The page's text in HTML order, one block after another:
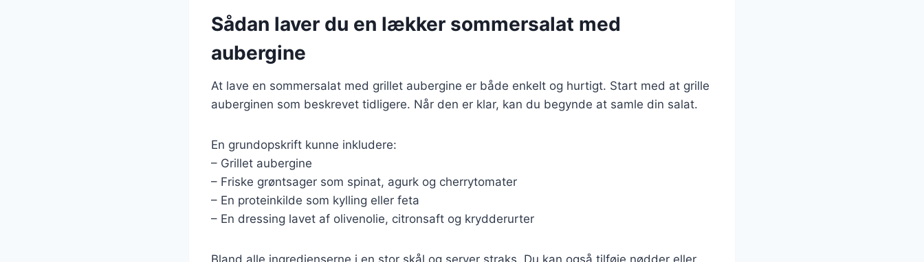
Sådan laver du en lækker sommersalat med
aubergine
At lave en sommersalat med grillet aubergine er både enkelt og hurtigt. Start med at grille
auberginen som beskrevet tidligere. Når den er klar, kan du begynde at samle din salat.
En grundopskrift kunne inkludere:
– Grillet aubergine
– Friske grøntsager som spinat, agurk og cherrytomater
– En proteinkilde som kylling eller feta
– En dressing lavet af olivenolie, citronsaft og krydderurter
Bland alle ingredienserne i en stor skål og server straks. Du kan også tilføje nødder eller